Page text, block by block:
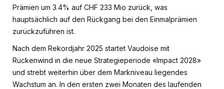
Prämien um 3.4% auf CHF 233 Mio zurück, was
hauptsächlich auf den Rückgang bei den Einmalprämien
zurückzuführen ist.
Nach dem Rekordjahr 2025 startet Vaudoise mit
Rückenwind in die neue Strategieperiode «Impact 2028»
und strebt weiterhin über dem Markniveau liegendes
Wachstum an. In den ersten zwei Monaten des laufenden